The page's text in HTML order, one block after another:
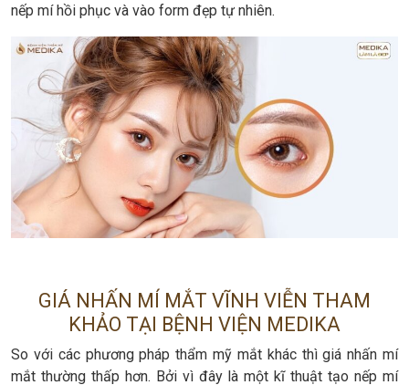
nếp mí hồi phục và vào form đẹp tự nhiên.
GIÁ NHẤN MÍ MẮT VĨNH VIỄN THAM
KHẢO TẠI BỆNH VIỆN MEDIKA
So với các phương pháp thẩm mỹ mắt khác thì giá nhấn mí
mắt thường thấp hơn. Bởi vì đây là một kĩ thuật tạo nếp mí